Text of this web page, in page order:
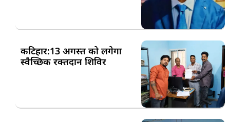
कटिहार:13 अगस्त को लगेगा
स्वैच्छिक रक्तदान शिविर